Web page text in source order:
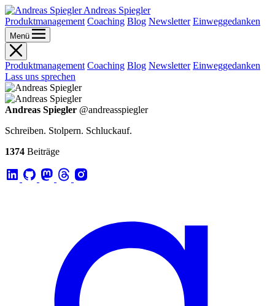
Andreas Spiegler
Produktmanagement Coaching Blog Newsletter Einweggedanken
Menü
Produktmanagement Coaching Blog Newsletter Einweggedanken
Lass uns sprechen
Andreas Spiegler @andreasspiegler
Schreiben. Stolpern. Schluckauf.
1374 Beiträge